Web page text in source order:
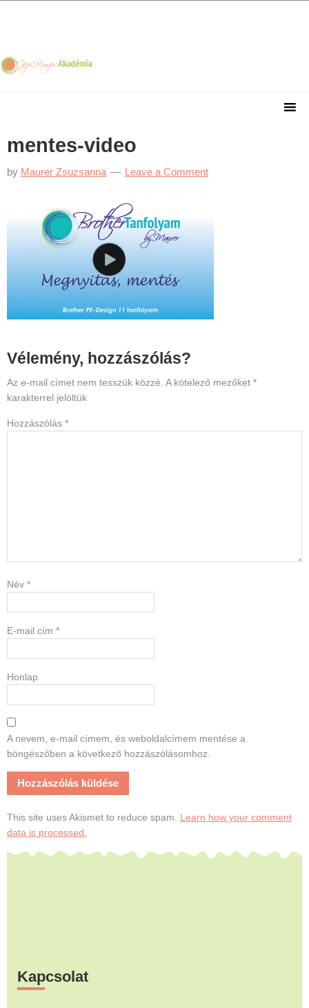
navigation
content
sidebar
mentes-video
by Maurer Zsuzsanna Leave a Comment
Reader
Interactions
Vélemény, hozzászólás?
Az e-mail címet nem tesszük közzé. A kötelező mezőket *
karakterrel jelöltük
Hozzászólás *
Név *
E-mail cím *
Honlap
A nevem, e-mail címem, és weboldalcímem mentése a
böngészőben a következő hozzászólásomhoz.
This site uses Akismet to reduce spam. Learn how your comment
data is processed.
Kapcsolat